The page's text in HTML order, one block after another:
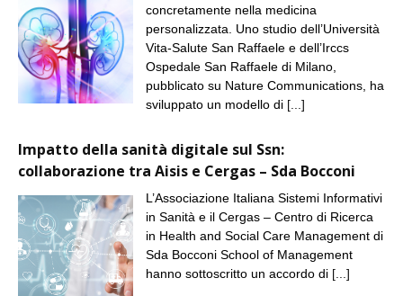
concretamente nella medicina
personalizzata. Uno studio dell’Università
Vita-Salute San Raffaele e dell’Irccs
Ospedale San Raffaele di Milano,
pubblicato su Nature Communications, ha
sviluppato un modello di [...]
Impatto della sanità digitale sul Ssn:
collaborazione tra Aisis e Cergas – Sda Bocconi
L’Associazione Italiana Sistemi Informativi
in Sanità e il Cergas – Centro di Ricerca
in Health and Social Care Management di
Sda Bocconi School of Management
hanno sottoscritto un accordo di [...]